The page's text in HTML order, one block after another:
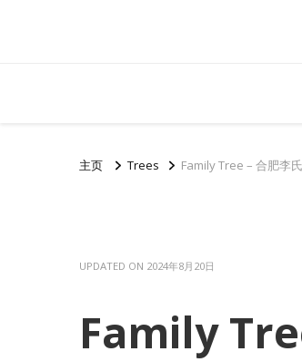
主页 Trees Family Tree – 合肥李
UPDATED ON 2024年8月20日
Family